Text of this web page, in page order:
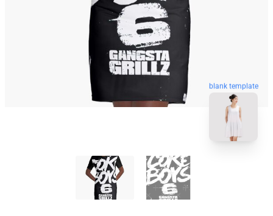
blank template